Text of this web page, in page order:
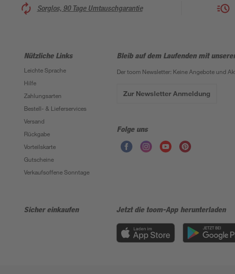
Sorglos, 90 Tage Umtauschgarantie
Nützliche Links
Leichte Sprache
Hilfe
Zahlungsarten
Bestell- & Lieferservices
Versand
Rückgabe
Vorteilskarte
Gutscheine
Verkaufsoffene Sonntage
Bleib auf dem Laufenden mit
Der toom Newsletter: Keine Angebote und
Zur Newsletter Anmeldung
Folge uns
Sicher einkaufen Jetzt die toom-App herunterladen